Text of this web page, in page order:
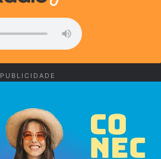
PUBLICIDADE